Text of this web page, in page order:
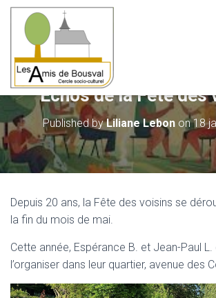
Échos de la Fête des
Published byLiliane Lebonon18
Depuis 20 ans, la Fête des voisins se
la fin du mois de mai.
Cette année, Espérance B. et Jean-Paul L.
l’organiser dans leur quartier, avenue des